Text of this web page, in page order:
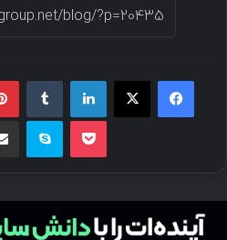
فیسبوک ایکس لینکداین
پاکت اسکایپ